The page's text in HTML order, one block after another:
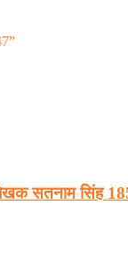
लेखक सतनाम